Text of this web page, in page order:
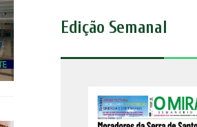
Edição Semanal